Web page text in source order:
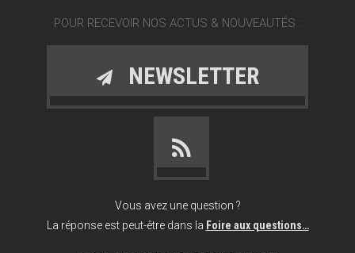
POUR RECEVOIR NOS ACTUS & NOUVEAUTÉS :
NEWSLETTER
Vous avez une question ?
La réponse est peut-être dans la Foire aux questions…